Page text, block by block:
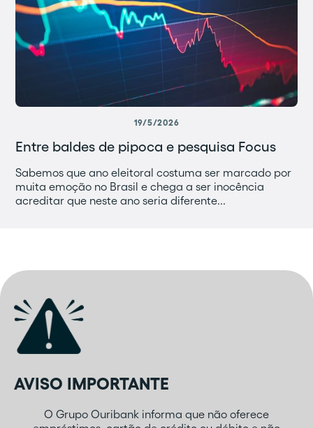
19/5/2026
Entre baldes de pipoca e pesquisa Focus
Sabemos que ano eleitoral costuma ser marcado por
muita emoção no Brasil e chega a ser inocência
acreditar que neste ano seria diferente...
AVISO IMPORTANTE
O Grupo Ouribank informa que não oferece